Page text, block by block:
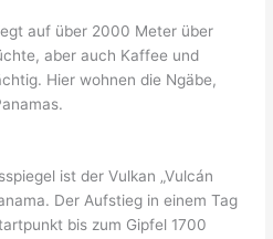
auf über 2000 Meter über
aber auch Kaffee und
Hier wohnen die Ngäbe,
ist der Vulkan „Vulcán
Der Aufstieg in einem Tag
bis zum Gipfel 1700